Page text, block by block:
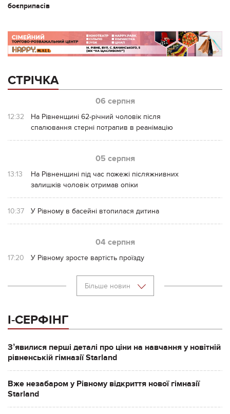
боєприпасів
СТРІЧКА
06 серпня
12:32
На Рівненщині 62-річний чоловік після
спалювання стерні потрапив в реанімацію
05 серпня
13:13
На Рівненщині під час пожежі післяжнивних
залишків чоловік отримав опіки
10:37 У Рівному в басейні втопилася дитина
04 серпня
17:20 У Рівному зросте вартість проїзду
Більше новин
І-СЕРФІНГ
Зʼявилися перші деталі про ціни на навчання у новітній
рівненській гімназії Starland
Вже незабаром у Рівному відкриття нової гімназії
Starland